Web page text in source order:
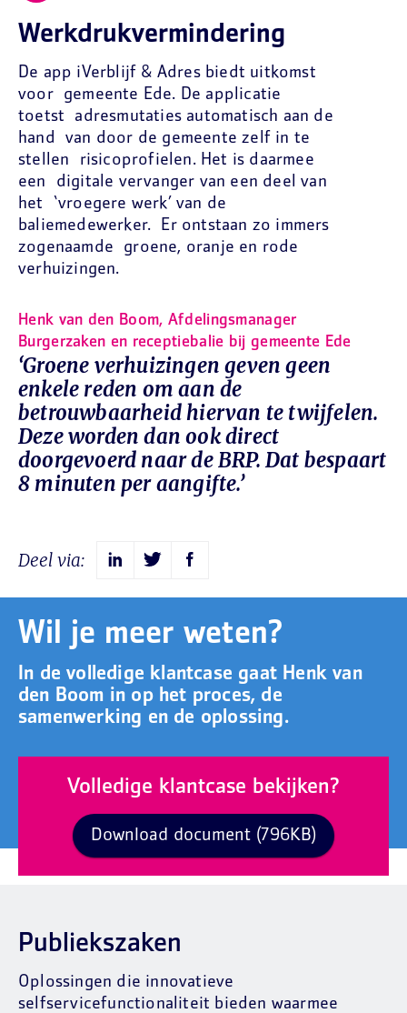
Werkdrukvermindering
De app iVerblijf & Adres biedt uitkomst
voor gemeente Ede. De applicatie
toetst adresmutaties automatisch aan de
hand van door de gemeente zelf in te
stellen risicoprofielen. Het is daarmee
een digitale vervanger van een deel van
het ‘vroegere werk’ van de
baliemedewerker. Er ontstaan zo immers
zogenaamde groene, oranje en rode
verhuizingen.
Henk van den Boom, Afdelingsmanager
Burgerzaken en receptiebalie bij gemeente Ede
‘Groene verhuizingen geven geen
enkele reden om aan de
betrouwbaarheid hiervan te twijfelen.
Deze worden dan ook direct
doorgevoerd naar de BRP. Dat bespaart
8 minuten per aangifte.’
Deel via:
Wil je meer weten?
In de volledige klantcase gaat Henk van
den Boom in op het proces, de
samenwerking en de oplossing.
Volledige klantcase bekijken?
Download document (796KB)
Publiekszaken
Oplossingen die innovatieve
selfservicefunctionaliteit bieden waarmee